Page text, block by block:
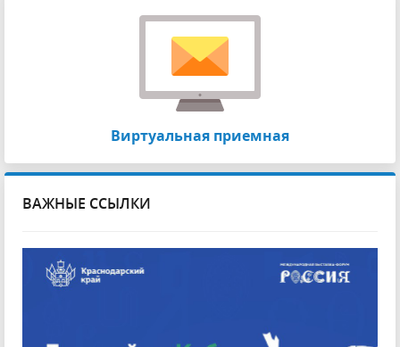
Виртуальная приемная
ВАЖНЫЕ ССЫЛКИ